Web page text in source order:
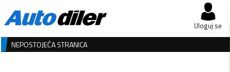
Uloguj se
NEPOSTOJEĆA STRANICA